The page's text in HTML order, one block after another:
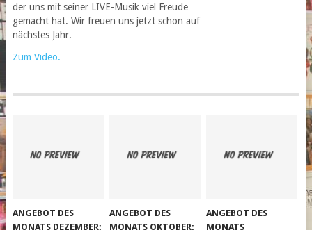
der uns mit seiner LIVE-Musik viel Freude
gemacht hat. Wir freuen uns jetzt schon auf
nächstes Jahr.
Zum Video.
ANGEBOT DES
MONATS DEZEMBER:
ANGEBOT DES
MONATS OKTOBER:
ANGEBOT DES
MONATS